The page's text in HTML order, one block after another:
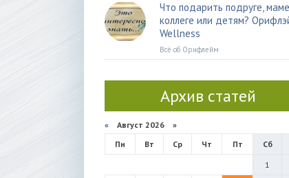
Что подарить подруге,
коллеге или детям?
Wellness
Всё об Орифлейм
Архив статей
« Август 2026 »
Пн
Вт Ср Чт Пт Сб
1